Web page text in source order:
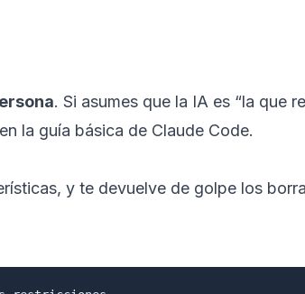
. Si asumes que la IA es “la que
la guía básica de Claude Code.
y te devuelve de golpe los